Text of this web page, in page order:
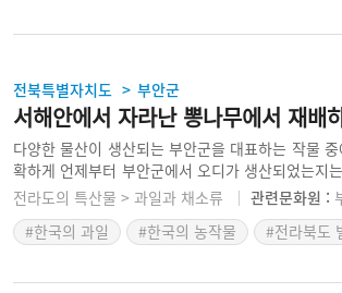
전북특별자치도 > 부안군
서해안에서 자라난 뽕나무에서 재배
다양한 물산이 생산되는 부안군을 대표하는 작물
확하게 언제부터 부안군에서 오디가 생산되었는지
질이 좋은 오디를 많이 재배를 한 것으로 보인다.
하여 판매하고 있으며, 체험농장 등을 운영하여 오
전라도의 특산물 > 과일과 채소류 관련문화원 :
#한국의 과일
#한국의 농작물 #전라북도